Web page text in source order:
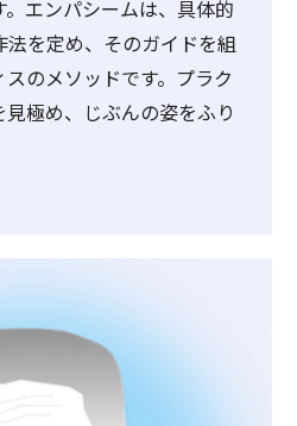
エンパシームは、具体的
を定め、そのガイドを組
のメソッドです。プラク
極め、じぶんの姿をふり